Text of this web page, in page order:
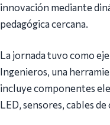
innovación mediante
pedagógica cercana.
La jornada tuvo como
Ingenieros, una
incluye componentes
LED, sensores, cables